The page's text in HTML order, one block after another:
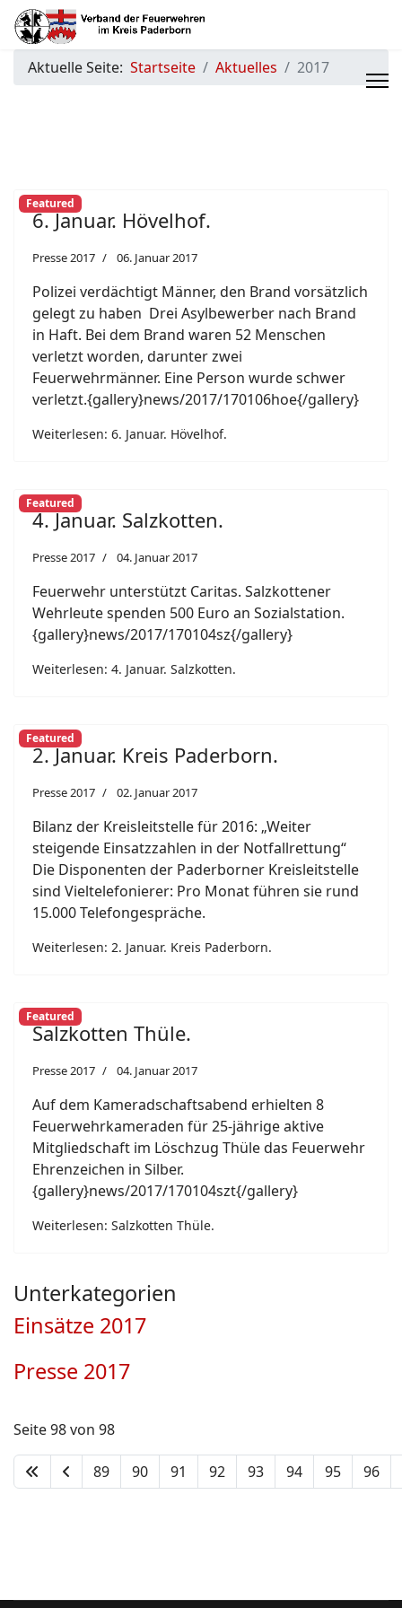
Aktuelle Seite: Startseite Aktuelles 2017
Featured
6. Januar. Hövelhof.
Presse 2017 06. Januar 2017
Polizei verdächtigt Männer, den Brand vorsätzlich
gelegt zu haben Drei Asylbewerber nach Brand
in Haft. Bei dem Brand waren 52 Menschen
verletzt worden, darunter zwei
Feuerwehrmänner. Eine Person wurde schwer
verletzt.{gallery}news/2017/170106hoe{/gallery}
Weiterlesen: 6. Januar. Hövelhof.
Featured
4. Januar. Salzkotten.
Presse 2017 04. Januar 2017
Feuerwehr unterstützt Caritas. Salzkottener
Wehrleute spenden 500 Euro an Sozialstation.
{gallery}news/2017/170104sz{/gallery}
Weiterlesen: 4. Januar. Salzkotten.
Featured
2. Januar. Kreis Paderborn.
Presse 2017 02. Januar 2017
Bilanz der Kreisleitstelle für 2016: „Weiter
steigende Einsatzzahlen in der Notfallrettung“
Die Disponenten der Paderborner Kreisleitstelle
sind Vieltelefonierer: Pro Monat führen sie rund
15.000 Telefongespräche.
Weiterlesen: 2. Januar. Kreis Paderborn.
Featured
Salzkotten Thüle.
Presse 2017 04. Januar 2017
Auf dem Kameradschaftsabend erhielten 8
Feuerwehrkameraden für 25-jährige aktive
Mitgliedschaft im Löschzug Thüle das Feuerwehr
Ehrenzeichen in Silber.
{gallery}news/2017/170104szt{/gallery}
Weiterlesen: Salzkotten Thüle.
Unterkategorien
Einsätze 2017
Presse 2017
Seite 98 von 98
89 90 91 92 93 94 95 96